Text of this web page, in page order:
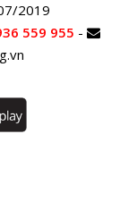
2019
559 955 -